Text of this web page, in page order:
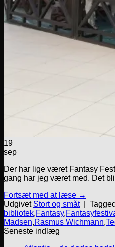
19
sep
Der har lige været Fantasy
gang har jeg været med. Det
Fortsæt med at læse →
Udgivet Stort og småt Tagged
bibliotek,Fantasy,
Madsen,Rasmus Wichmann,
Seneste indlæg